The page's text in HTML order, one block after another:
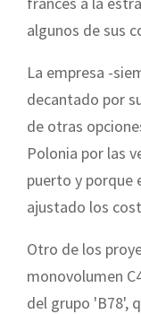
algunos de sus
La empresa -
decantado por
de otras
Polonia por las
puerto y porque
ajustado los
Otro de los
monovolumen
del grupo 'B78',